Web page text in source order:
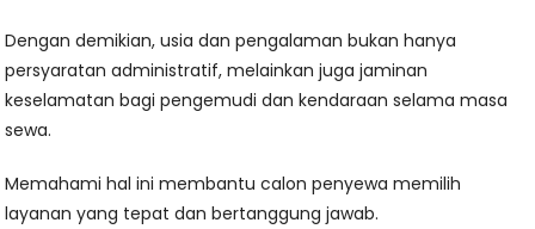
Dengan demikian, usia dan pengalaman bukan hanya
persyaratan administratif, melainkan juga jaminan
keselamatan bagi pengemudi dan kendaraan selama masa
sewa.
Memahami hal ini membantu calon penyewa memilih
layanan yang tepat dan bertanggung jawab.